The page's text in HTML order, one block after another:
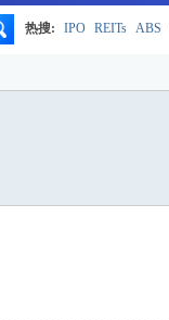
热搜: IPO REITs ABS